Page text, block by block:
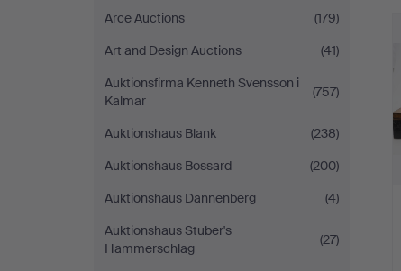
Arce Auctions
(179)
Art and Design Auctions
(41)
Auktionsfirma Kenneth Svensson i
Kalmar
(757)
Auktionshaus Blank
(238)
Auktionshaus Bossard
(200)
Auktionshaus Dannenberg
(4)
Auktionshaus Stuber's
Hammerschlag
(27)